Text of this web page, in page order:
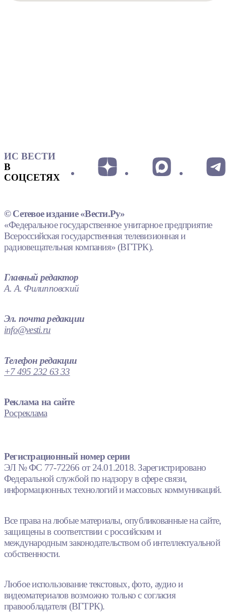
ИС ВЕСТИ
В
СОЦСЕТЯХ
© Сетевое издание «Вести.Ру»
«Федеральное государственное унитарное предприятие
Всероссийская государственная телевизионная и
радиовещательная компания» (ВГТРК).
Главный редактор
А. А. Филипповский
Эл. почта редакции
info@vesti.ru
Телефон редакции
+7 495 232 63 33
Реклама на сайте
Росреклама
Регистрационный номер серии
ЭЛ № ФС 77-72266 от 24.01.2018. Зарегистрировано
Федеральной службой по надзору в сфере связи,
информационных технологий и массовых коммуникаций.
Все права на любые материалы, опубликованные на сайте,
защищены в соответствии с российским и
международным законодательством об интеллектуальной
собственности.
Любое использование текстовых, фото, аудио и
видеоматериалов возможно только с согласия
правообладателя (ВГТРК).